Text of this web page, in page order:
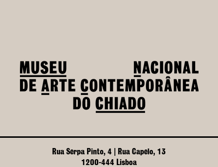
Rua Serpa Pinto, 4 | Rua Capelo, 13
1200-444 Lisboa